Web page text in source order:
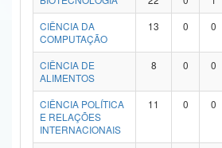
Banco Central do Brasil
CIÊNCIA DA
COMPUTAÇÃO
13 0 0
CIÊNCIA DE
ALIMENTOS
8 0 0
CIÊNCIA POLÍTICA
E RELAÇÕES
INTERNACIONAIS
11 0 0